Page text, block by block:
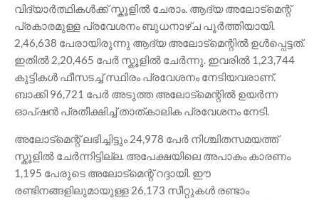
വിദ്യാർത്ഥികൾക്ക് സ്കൂളിൽ ചേരാം. ആദ്യ അലോട്മെന്റ്
പ്രകാരമുള്ള പ്രവേശനം ബുധനാഴ്ച പൂർത്തിയായി.
2,46,638 പേരായിരുന്നു ആദ്യ അലോട്മെന്റിൽ ഉൾപ്പെട്ടത്.
ഇതിൽ 2,20,465 പേർ സ്കൂളിൽ ചേർന്നു. ഇവരിൽ 1,23,744
കുട്ടികൾ ഫീസടച്ച് സ്ഥിരം പ്രവേശനം നേടിയവരാണ്.
ബാക്കി 96,721 പേർ അടുത്ത അലോട്മെന്റിൽ ഉയർന്ന
ഓപ്ഷൻ പ്രതീക്ഷിച്ച് താത്കാലിക പ്രവേശനം നേടി.
അലോട്മെന്റ് ലഭിച്ചിട്ടും 24,978 പേർ നിശ്ചിതസമയത്ത്
സ്കൂളിൽ ചേർന്നിട്ടില്ല. അപേക്ഷയിലെ അപാകം കാരണം
1,195 പേരുടെ അലോട്മെന്റ് റദ്ദായി. ഈ
രണ്ടിനങ്ങളിലുമായുള്ള 26,173 സീറ്റുകൾ രണ്ടാം